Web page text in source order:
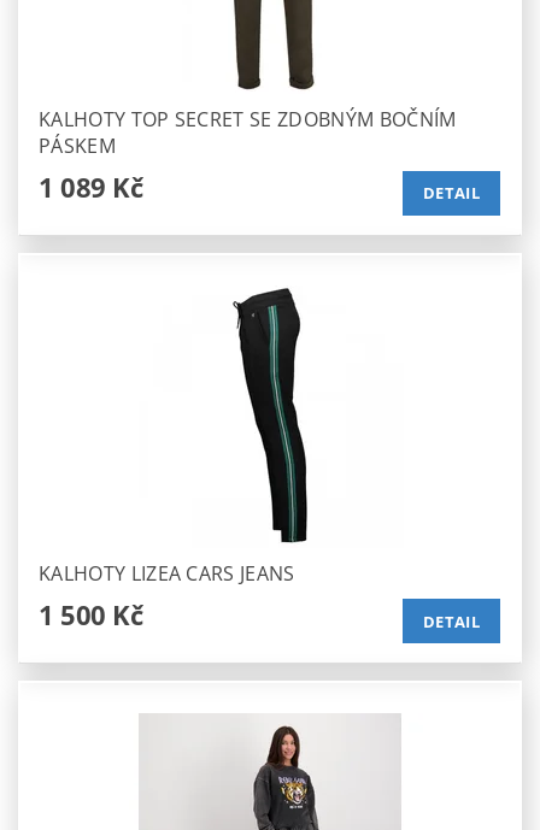
KALHOTY TOP SECRET SE ZDOBNÝM BOČNÍM
PÁSKEM
1 089 Kč DETAIL
KALHOTY LIZEA CARS JEANS
1 500 Kč DETAIL